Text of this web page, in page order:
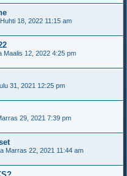
18, 2022 11:15 am
Maalis 12, 2022 4:25 pm
31, 2021 12:25 pm
29, 2021 7:39 pm
Marras 22, 2021 11:44 am